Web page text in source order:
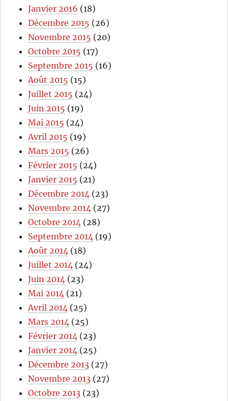
Janvier 2016 (18)
Décembre 2015 (26)
Novembre 2015 (20)
Octobre 2015 (17)
Septembre 2015 (16)
Août 2015 (15)
Juillet 2015 (24)
Juin 2015 (19)
Mai 2015 (24)
Avril 2015 (19)
Mars 2015 (26)
Février 2015 (24)
Janvier 2015 (21)
Décembre 2014 (23)
Novembre 2014 (27)
Octobre 2014 (28)
Septembre 2014 (19)
Août 2014 (18)
Juillet 2014 (24)
Juin 2014 (23)
Mai 2014 (21)
Avril 2014 (25)
Mars 2014 (25)
Février 2014 (23)
Janvier 2014 (25)
Décembre 2013 (27)
Novembre 2013 (27)
Octobre 2013 (23)